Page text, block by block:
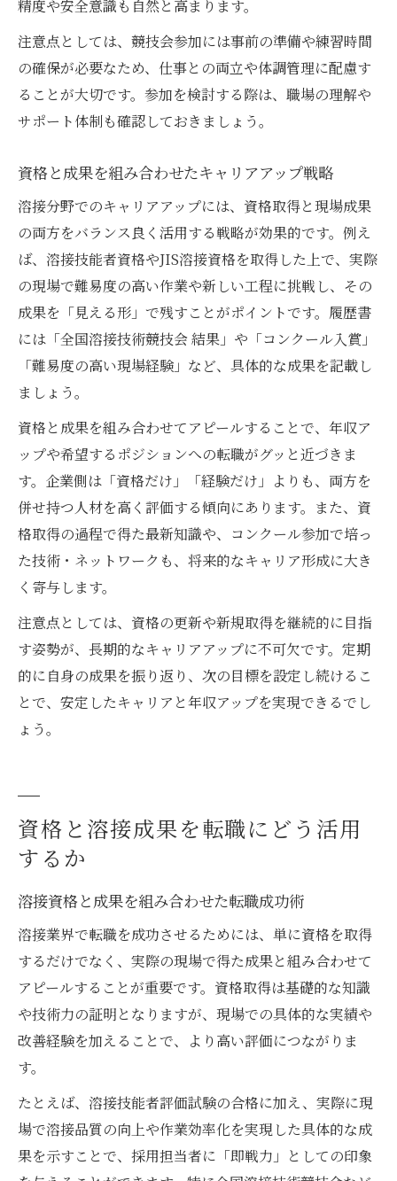
精度や安全意識も自然と高まります。
注意点としては、競技会参加には事前の準備や練習時間
の確保が必要なため、仕事との両立や体調管理に配慮す
ることが大切です。参加を検討する際は、職場の理解や
サポート体制も確認しておきましょう。
資格と成果を組み合わせたキャリアアップ戦略
溶接分野でのキャリアアップには、資格取得と現場成果
の両方をバランス良く活用する戦略が効果的です。例え
ば、溶接技能者資格やJIS溶接資格を取得した上で、実際
の現場で難易度の高い作業や新しい工程に挑戦し、その
成果を「見える形」で残すことがポイントです。履歴書
には「全国溶接技術競技会 結果」や「コンクール入賞」
「難易度の高い現場経験」など、具体的な成果を記載し
ましょう。
資格と成果を組み合わせてアピールすることで、年収ア
ップや希望するポジションへの転職がグッと近づきま
す。企業側は「資格だけ」「経験だけ」よりも、両方を
併せ持つ人材を高く評価する傾向にあります。また、資
格取得の過程で得た最新知識や、コンクール参加で培っ
た技術・ネットワークも、将来的なキャリア形成に大き
く寄与します。
注意点としては、資格の更新や新規取得を継続的に目指
す姿勢が、長期的なキャリアアップに不可欠です。定期
的に自身の成果を振り返り、次の目標を設定し続けるこ
とで、安定したキャリアと年収アップを実現できるでし
ょう。
資格と溶接成果を転職にどう活用
するか
溶接資格と成果を組み合わせた転職成功術
溶接業界で転職を成功させるためには、単に資格を取得
するだけでなく、実際の現場で得た成果と組み合わせて
アピールすることが重要です。資格取得は基礎的な知識
や技術力の証明となりますが、現場での具体的な実績や
改善経験を加えることで、より高い評価につながりま
す。
たとえば、溶接技能者評価試験の合格に加え、実際に現
場で溶接品質の向上や作業効率化を実現した具体的な成
果を示すことで、採用担当者に「即戦力」としての印象